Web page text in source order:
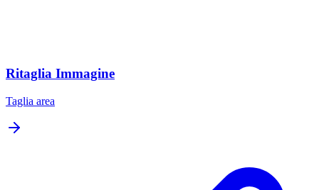
Ritaglia Immagine
Taglia area